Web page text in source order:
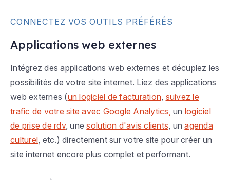
CONNECTEZ VOS OUTILS PRÉFÉRÉS
Applications web externes
Intégrez des applications web externes et décuplez les
possibilités de votre site internet. Liez des applications
web externes (un logiciel de facturation, suivez le
trafic de votre site avec Google Analytics, un logiciel
de prise de rdv, unesolution d'avis clients, unagenda
culturel, etc.) directement sur votre site pour créer un
site internet encore plus complet et performant.